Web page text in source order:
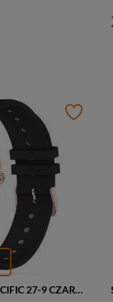
SMARTWATCH UNISEX PACIFIC 27-9 CZARNY - CIŚNIENIOMIERZ (sy022g)